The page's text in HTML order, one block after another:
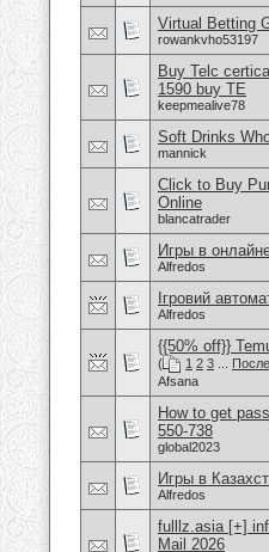
Virtual Betting
rowankvho53197
Buy Telc
1590 buy TE
keepmealive78
Soft Drinks
mannick
Click to Buy
Online
blancatrader
Игры в
Alfredos
Ігровий
Alfredos
{{50% off}}
( 1 2 3
Afsana
How to get
550-738
global2023
Игры в
Alfredos
fulllz.asia [+]
Mail 2026